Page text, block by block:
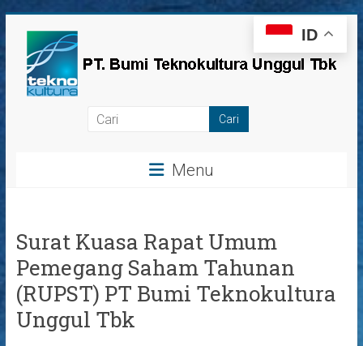
content
Teknokultura
Tbk
Menu
Surat Kuasa Rapat Umum
Pemegang Saham Tahunan
(RUPST) PT Bumi Teknokultura
Unggul Tbk
ID